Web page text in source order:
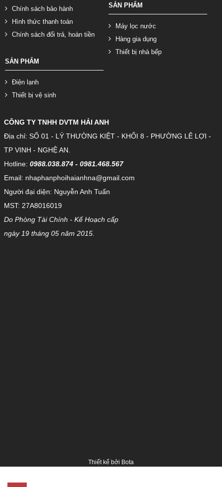
Chính sách bảo hành
Hình thức thanh toán
Chính sách đổi trả, hoàn tiền
SẢN PHẨM
Máy lọc nước
Hàng gia dụng
Thiết bị nhà bếp
SẢN PHẨM
Điện lạnh
Thiết bị vệ sinh
CÔNG TY TNHH DVTM HẢI ANH
Địa chỉ: SỐ 01 - LÝ THƯỜNG KIỆT - KHỐI 8 - PHƯỜNG LÊ LỢI -
TP VINH - NGHỆ AN.
Hotline: 0988.038.874 - 0981.468.567
Email: nhaphanphoihaianhna@gmail.com
Người đại diện: Nguyễn Anh Tuấn
MST: 27A8016019
Do Phòng Tài Chính - Kế Hoạch cấp
ngày 19 tháng 05 năm 2015.
Thiết kế bởi Bota